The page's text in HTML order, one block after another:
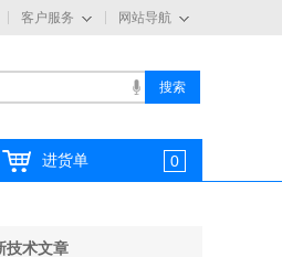
网站导航
客户服务
进货单 0
技术文章